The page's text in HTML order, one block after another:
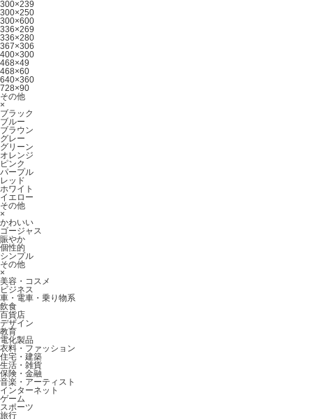
300×239
300×250
300×600
336×269
336×280
367×306
400×300
468×49
468×60
640×360
728×90
その他
×
ブラック
ブルー
ブラウン
グレー
グリーン
オレンジ
ピンク
パープル
レッド
ホワイト
イエロー
その他
×
かわいい
ゴージャス
賑やか
個性的
シンプル
その他
×
美容・コスメ
ビジネス
車・電車・乗り物系
飲食
百貨店
デザイン
教育
電化製品
衣料・ファッション
住宅・建築
生活・雑貨
保険・金融
音楽・アーティスト
インターネット
ゲーム
スポーツ
旅行